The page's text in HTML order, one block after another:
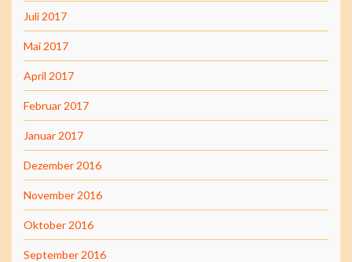
Juli 2017
Mai 2017
April 2017
Februar 2017
Januar 2017
Dezember 2016
November 2016
Oktober 2016
September 2016